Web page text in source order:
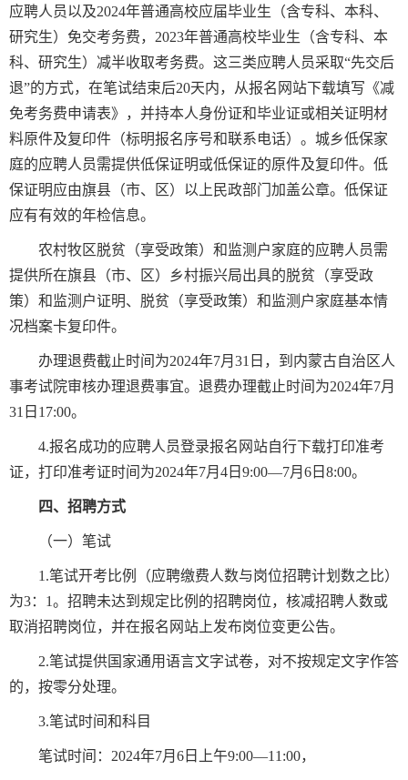
应聘人员以及2024年普通高校应届毕业生（含专科、本科、
研究生）免交考务费，2023年普通高校毕业生（含专科、本
科、研究生）减半收取考务费。这三类应聘人员采取“先交后
退”的方式，在笔试结束后20天内，从报名网站下载填写《减
免考务费申请表》，并持本人身份证和毕业证或相关证明材
料原件及复印件（标明报名序号和联系电话）。城乡低保家
庭的应聘人员需提供低保证明或低保证的原件及复印件。低
保证明应由旗县（市、区）以上民政部门加盖公章。低保证
应有有效的年检信息。
农村牧区脱贫（享受政策）和监测户家庭的应聘人员需
提供所在旗县（市、区）乡村振兴局出具的脱贫（享受政
策）和监测户证明、脱贫（享受政策）和监测户家庭基本情
况档案卡复印件。
办理退费截止时间为2024年7月31日，到内蒙古自治区人
事考试院审核办理退费事宜。退费办理截止时间为2024年7月
31日17:00。
4.报名成功的应聘人员登录报名网站自行下载打印准考
证，打印准考证时间为2024年7月4日9:00—7月6日8:00。
四、招聘方式
（一）笔试
1.笔试开考比例（应聘缴费人数与岗位招聘计划数之比）
为3：1。招聘未达到规定比例的招聘岗位，核减招聘人数或
取消招聘岗位，并在报名网站上发布岗位变更公告。
2.笔试提供国家通用语言文字试卷，对不按规定文字作答
的，按零分处理。
3.笔试时间和科目
笔试时间：2024年7月6日上午9:00—11:00，